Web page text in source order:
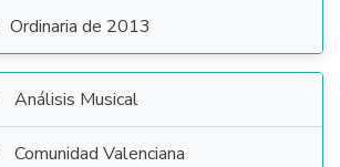
Ordinaria de 2013
Análisis Musical
Comunidad Valenciana